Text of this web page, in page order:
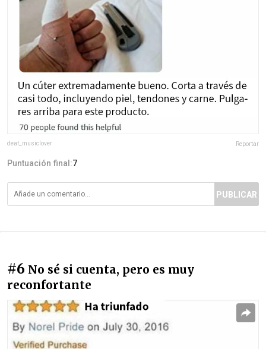
deaf_musiclover Reportar
Puntuación final:7
PUBLICAR
#6 No sé si cuenta, pero es muy
reconfortante